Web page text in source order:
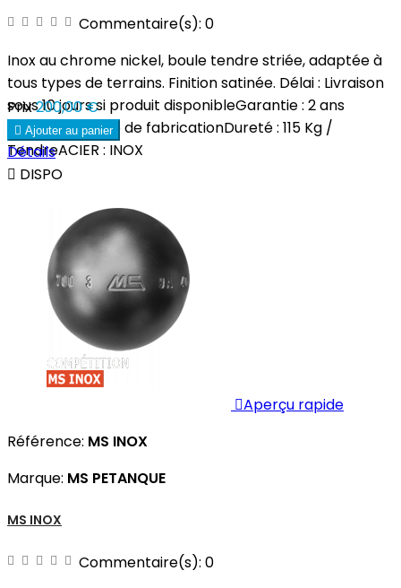
Commentaire(s): 0
Inox au chrome nickel, boule tendre striée, adaptée à
tous types de terrains. Finition satinée. Délai : Livraison
sous 10 jours si produit disponibleGarantie : 2 ans
contre tout vice de fabricationDureté : 115 Kg /
TendreACIER : INOX
Prix200,00 €
 Ajouter au panier
Détails
 DISPO
Aperçu rapide
Référence: MS INOX
Marque: MS PETANQUE
MS INOX
Commentaire(s): 0